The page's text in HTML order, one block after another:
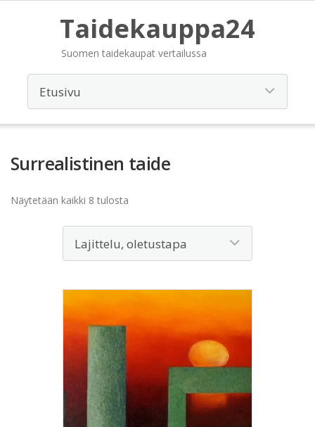
Taidekauppa24
Suomen taidekaupat vertailussa
Surrealistinen taide
Näytetään kaikki 8 tulosta